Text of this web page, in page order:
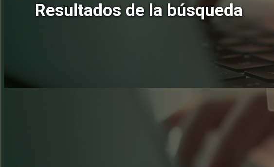
Resultados de la búsqueda